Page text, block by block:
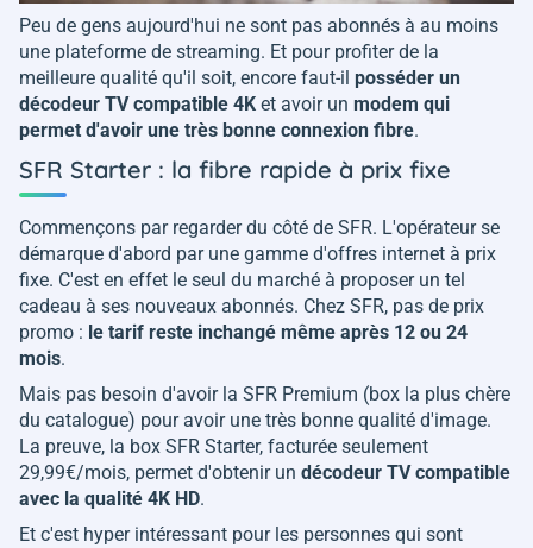
Peu de gens aujourd'hui ne sont pas abonnés à au moins
une plateforme de streaming. Et pour profiter de la
meilleure qualité qu'il soit, encore faut-il posséder un
décodeur TV compatible 4K et avoir un modem qui
permet d'avoir une très bonne connexion fibre.
SFR Starter : la fibre rapide à prix fixe
Commençons par regarder du côté de SFR. L'opérateur se
démarque d'abord par une gamme d'offres internet à prix
fixe. C'est en effet le seul du marché à proposer un tel
cadeau à ses nouveaux abonnés. Chez SFR, pas de prix
promo : le tarif reste inchangé même après 12 ou 24
mois.
Mais pas besoin d'avoir la SFR Premium (box la plus chère
du catalogue) pour avoir une très bonne qualité d'image.
La preuve, la box SFR Starter, facturée seulement
29,99€/mois, permet d'obtenir un décodeur TV compatible
avec la qualité 4K HD.
Et c'est hyper intéressant pour les personnes qui sont